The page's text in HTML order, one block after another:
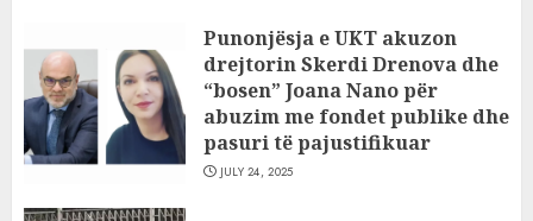
Punonjësja e UKT akuzon
drejtorin Skerdi Drenova dhe
“bosen” Joana Nano për
abuzim me fondet publike dhe
pasuri të pajustifikuar
JULY 24, 2025